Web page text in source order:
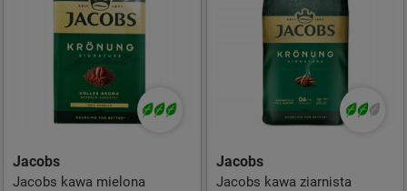
Jacobs
Jacobs kawa mielona
Jacobs
Jacobs kawa ziarnista